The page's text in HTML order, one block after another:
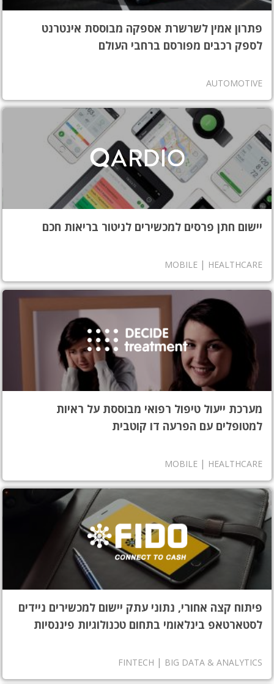
פתרון אמין לשרשרת אספקה מבוססת אינטרנט
לספק רכבים מפורסם ברחבי העולם
AUTOMOTIVE
יישום חתן פרסים למכשירים לניטור בריאות חכם
HEALTHCARE
|
MOBILE
מערכת ייעול טיפול רפואי מבוססת על ראיות
למטופלים עם הפרעה דו קוטבית
HEALTHCARE
|
MOBILE
פיתוח קצה אחורי, נתוני עתק יישום למכשירים ניידים
לסטארטאפ בינלאומי בתחום טכנולוגיות פיננסיות
BIG DATA & ANALYTICS
|
FINTECH